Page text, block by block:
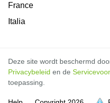
France
Italia
Deze site wordt beschermd
Privacybeleid en de
toepassing.